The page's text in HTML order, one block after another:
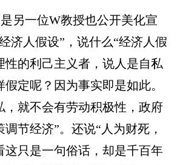
另一位W教授也公开美化宣
济人假设”，说什么“经济人假
性的利己主义者，说人是自私
定呢？因为事实即是如此。
，就不会有劳动积极性，政府
节经济”。还说“人为财死，
这只是一句俗话，却是千百年